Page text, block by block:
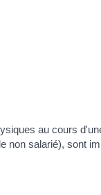
au cours
non salarié), sont